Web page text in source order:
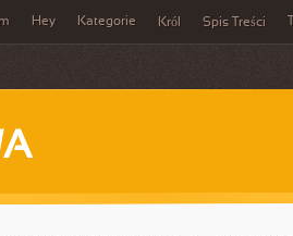
Hey Kategorie Król Spis Treści